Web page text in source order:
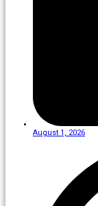
August 1, 2026